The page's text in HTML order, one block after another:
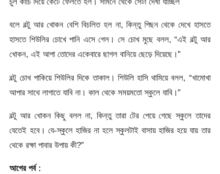
বলে বল্টু আর খোকন বেশি বিচলিত হল না, কিন্তু পিছন থেকে দেখে হাসতে
হাসতে শিউলির চোখে পানি এসে গেল। সে চোখ মুছে বলল, “এই বল্টু আর
খোকন, এই আপা তোদের একেবারে ছাগল বানিয়ে ছেড়ে দিয়েছে।”
বল্টু চোখ পাকিয়ে শিউলির দিকে তাকাল। শিউলি হাসি থামিয়ে বলল, “খামোখা
আপার সাথে লাগাতে যাবি না। কাল থেকে সময়মতো স্কুলে যাবি।”
বল্টু আর খোকন কিছু বলল না, কিন্তু তারা টের পেয়ে গেছে স্কুলে তাদের
যেতেই হবে। যে-স্কুলে হাজির না হলে স্কুলটাই বাসায় হাজির হয়ে যায় তার
থেকে রক্ষা পাবার উপায় কী?”
আগের পর্ব :